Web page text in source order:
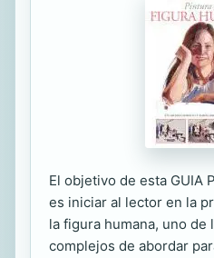
El objetivo de esta GUIA
es iniciar al lector en la
la figura humana, uno de
complejos de abordar